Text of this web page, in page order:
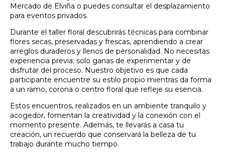
Mercado de Elviña o puedes consultar el desplazamiento
para eventos privados.
Durante el taller floral descubrirás técnicas para combinar
flores secas, preservadas y frescas, aprendiendo a crear
arreglos duraderos y llenos de personalidad. No necesitas
experiencia previa; solo ganas de experimentar y de
disfrutar del proceso. Nuestro objetivo es que cada
participante encuentre su estilo propio mientras da forma
a un ramo, corona o centro floral que refleje su esencia.
Estos encuentros, realizados en un ambiente tranquilo y
acogedor, fomentan la creatividad y la conexión con el
momento presente. Además, te llevarás a casa tu
creación, un recuerdo que conservará la belleza de tu
trabajo durante mucho tiempo.